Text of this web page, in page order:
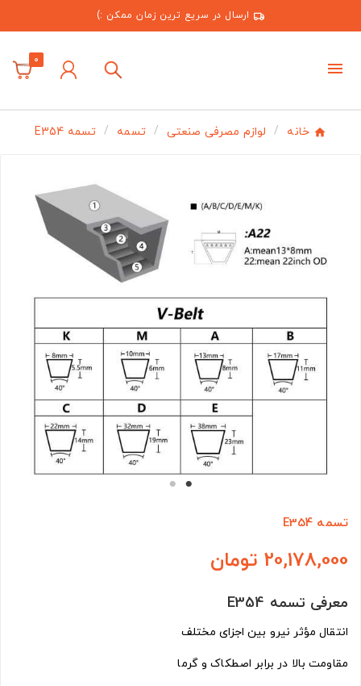
ارسال در سریع ترین زمان ممکن :)
0
خانه لوازم مصرفی صنعتی تسمه تسمه E354
تسمه E354
20,178,000 تومان
معرفی تسمه E354
انتقال مؤثر نیرو بین اجزای مختلف
مقاومت بالا در برابر اصطکاک و گرما